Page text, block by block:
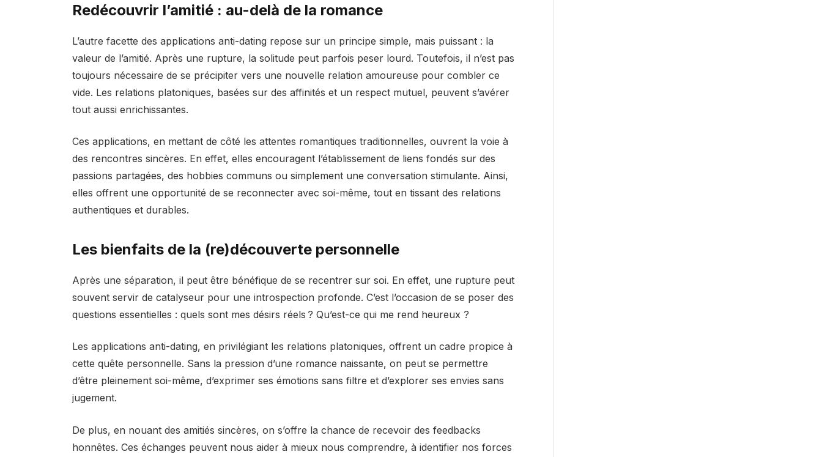
Redécouvrir l’amitié : au-delà de la romance
L’autre facette des applications anti-dating repose sur un principe simple, mais puissant : la
valeur de l’amitié. Après une rupture, la solitude peut parfois peser lourd. Toutefois, il n’est pas
toujours nécessaire de se précipiter vers une nouvelle relation amoureuse pour combler ce
vide. Les relations platoniques, basées sur des affinités et un respect mutuel, peuvent s’avérer
tout aussi enrichissantes.
Ces applications, en mettant de côté les attentes romantiques traditionnelles, ouvrent la voie à
des rencontres sincères. En effet, elles encouragent l’établissement de liens fondés sur des
passions partagées, des hobbies communs ou simplement une conversation stimulante. Ainsi,
elles offrent une opportunité de se reconnecter avec soi-même, tout en tissant des relations
authentiques et durables.
Les bienfaits de la (re)découverte personnelle
Après une séparation, il peut être bénéfique de se recentrer sur soi. En effet, une rupture peut
souvent servir de catalyseur pour une introspection profonde. C’est l’occasion de se poser des
questions essentielles : quels sont mes désirs réels ? Qu’est-ce qui me rend heureux ?
Les applications anti-dating, en privilégiant les relations platoniques, offrent un cadre propice à
cette quête personnelle. Sans la pression d’une romance naissante, on peut se permettre
d’être pleinement soi-même, d’exprimer ses émotions sans filtre et d’explorer ses envies sans
jugement.
De plus, en nouant des amitiés sincères, on s’offre la chance de recevoir des feedbacks
honnêtes. Ces échanges peuvent nous aider à mieux nous comprendre, à identifier nos forces